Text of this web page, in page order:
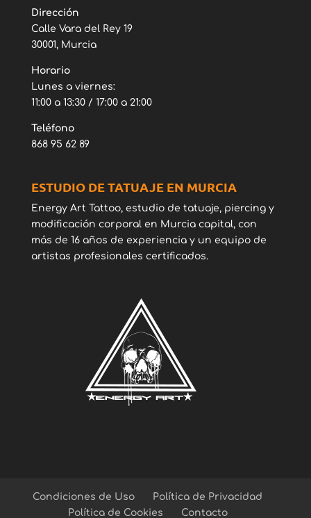
Dirección
Calle Vara del Rey 19
30001, Murcia
Horario
Lunes a viernes:
11:00 a 13:30 / 17:00 a 21:00
Teléfono
868 95 62 89
ESTUDIO DE TATUAJE EN MURCIA
Energy Art Tattoo, estudio de tatuaje, piercing y
modificación corporal en Murcia capital, con
más de 16 años de experiencia y un equipo de
artistas profesionales certificados.
Condiciones de Uso
Política de Privacidad
Política de Cookies
Contacto